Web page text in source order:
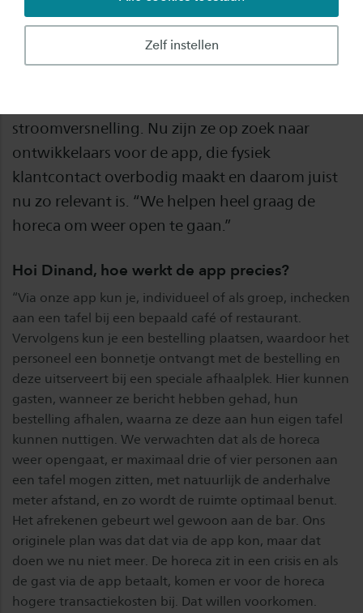
Zelf instellen
Ze bedachten vorig jaar al een concept, maar
vanwege het coronavirus kwam de
ontwikkeling van horeca-app BonBon van
stroomversnelling. Nu zijn ze op zoek naar
ontwikkelaars voor de app, die fysiek
klantcontact overbodig maakt en daarom juist
nu zo relevant is. “We helpen heel graag de
horeca om weer open te gaan.”
Hoi Dinand, hoe werkt de app precies?
“Via onze app kun je, individueel of als groep, inchecken
aan een tafel bij een bepaald café of restaurant.
Vervolgens kun je een bestelling plaatsen, waardoor het
personeel een bonnetje ontvangt met de bestelling en
deze uitserveert bij een speciale afhaalplek. Hier kunnen
gasten, wanneer ze bericht hebben gehad, hun
bestelling afhalen, waarna ze deze aan hun eigen tafel
kunnen nuttigen. We verwachten dat als de horeca
weer opengaat, er maximaal drie of vier personen aan
een tafel mogen zitten, met natuurlijk de anderhalve
meter afstand, en zo wordt de ruimte optimaal benut.
Het afrekenen gebeurt wel gewoon aan de bar. Ons
originele plan was dat dat via de app kon, maar dat
doen we nu niet meer. De horeca zit in een crisis en als
de gast via de app betaalt, komen er voor de horeca
hogere transactiekosten bij. Dat willen voorkomen.